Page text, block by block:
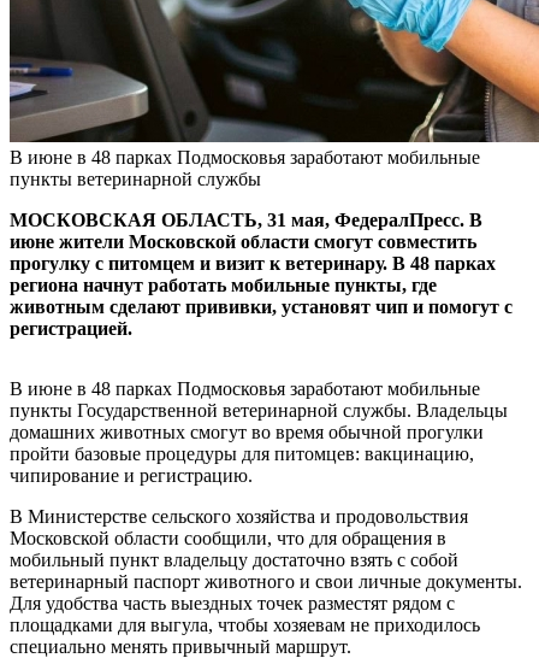
В июне в 48 парках Подмосковья заработают мобильные
пункты ветеринарной службы
МОСКОВСКАЯ ОБЛАСТЬ, 31 мая, ФедералПресс. В
июне жители Московской области смогут совместить
прогулку с питомцем и визит к ветеринару. В 48 парках
региона начнут работать мобильные пункты, где
животным сделают прививки, установят чип и помогут с
регистрацией.
В июне в 48 парках Подмосковья заработают мобильные
пункты Государственной ветеринарной службы. Владельцы
домашних животных смогут во время обычной прогулки
пройти базовые процедуры для питомцев: вакцинацию,
чипирование и регистрацию.
В Министерстве сельского хозяйства и продовольствия
Московской области сообщили, что для обращения в
мобильный пункт владельцу достаточно взять с собой
ветеринарный паспорт животного и свои личные документы.
Для удобства часть выездных точек разместят рядом с
площадками для выгула, чтобы хозяевам не приходилось
специально менять привычный маршрут.